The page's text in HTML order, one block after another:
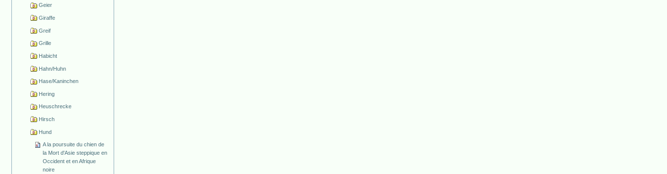
Geier
Giraffe
Greif
Grille
Habicht
Hahn/Huhn
Hase/Kaninchen
Hering
Heuschrecke
Hirsch
Hund
A la poursuite du chien de
la Mort d'Asie steppique en
Occident et en Afrique
noire